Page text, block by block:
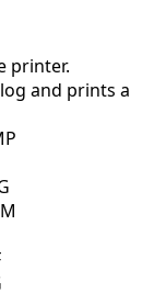
printer.
and prints a